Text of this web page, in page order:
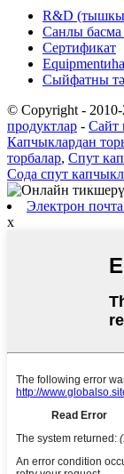
R&D (тышкы
Санлы басма
Сертификат
Сыйфатны
© Copyright - 2010-
продуктлар - Сайт
Капчыклардан
торбалар, Спут
Сода спут
Электрон
x